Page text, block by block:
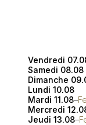
Vendredi
Samedi 08.08
Dimanche
Lundi 10.08
Mardi 11.08–
Mercredi
Jeudi 13.08–